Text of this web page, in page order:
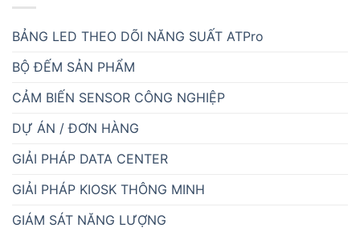
BẢNG LED THEO DÕI NĂNG SUẤT ATPro
BỘ ĐẾM SẢN PHẨM
CẢM BIẾN SENSOR CÔNG NGHIỆP
DỰ ÁN / ĐƠN HÀNG
GIẢI PHÁP DATA CENTER
GIẢI PHÁP KIOSK THÔNG MINH
GIÁM SÁT NĂNG LƯỢNG